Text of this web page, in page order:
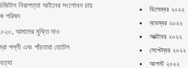
নিরাপত্তা আইনের সংশোধন চায়
পরিষদ
আমাদের মুক্তি দাও
পল্লী এবং পাঁচতারা হোটেল
ডিসেম্বর ২০২২
নভেম্বর ২০২২
অক্টোবর ২০২২
সেপ্টেম্বর ২০২২
আগস্ট ২০২২